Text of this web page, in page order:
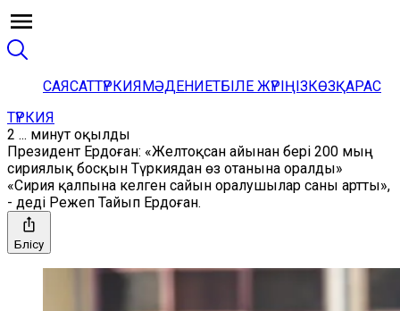
САЯСАТТҮРКИЯМӘДЕНИЕТБІЛЕ ЖҮРІҢІЗКӨЗҚАРАС
ТҮРКИЯ
2 ... минут оқылды
Президент Ердоған: «Желтоқсан айынан бері 200 мың
сириялық босқын Түркиядан өз отанына оралды»
«Сирия қалпына келген сайын оралушылар саны артты»,
- деді Режеп Тайып Ердоған.
Бөлісу